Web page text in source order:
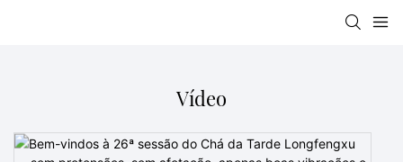
Vídeo